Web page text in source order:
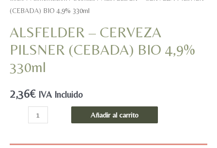
(CEBADA) BIO 4,9% 330ml
ALSFELDER – CERVEZA
PILSNER (CEBADA) BIO 4,9%
330ml
2,36€ IVA Incluido
ALSFELDER
Añadir al carrito